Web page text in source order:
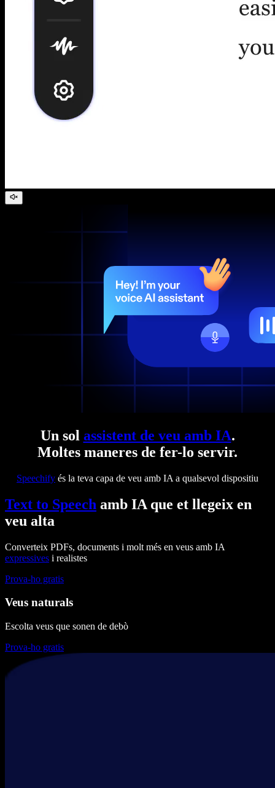
Un sol assistent de veu amb IA.
Moltes maneres de fer-lo servir.
Speechify és la teva capa de veu amb IA a qualsevol dispositiu
Text to Speech amb IA que et llegeix en
veu alta
Converteix PDFs, documents i molt més en veus amb IA
expressives i realistes
Prova-ho gratis
Veus naturals
Escolta veus que sonen de debò
Prova-ho gratis